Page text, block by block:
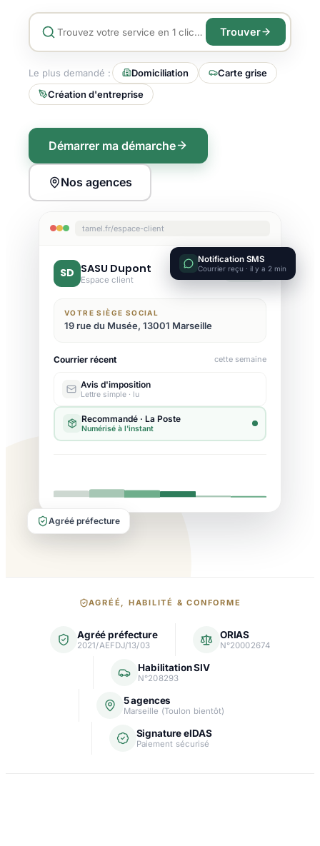
Trouver
Le plus demandé : Domiciliation
Carte grise
Création d'entreprise
Démarrer ma démarche
Nos agences
tamel.fr/espace-client
SD SASU Dupont
Espace client
Active
VOTRE SIÈGE SOCIAL
19 rue du Musée, 13001 Marseille
Courrier récent cette semaine
Avis d'imposition
Lettre simple · lu
Notification SMS
Courrier reçu · il y a 2 min
Agréé préfecture
AGRÉÉ, HABILITÉ & CONFORME
Agréé préfecture
2021/AEFDJ/13/03
ORIAS
N°20002674
Habilitation SIV
N°208293
5 agences
Marseille (Toulon bientôt)
Signature eIDAS
Paiement sécurisé